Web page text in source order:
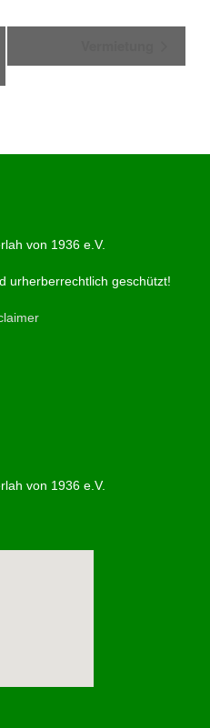
von 1936 e.V.
urherberrechtlich geschützt!
von 1936 e.V.